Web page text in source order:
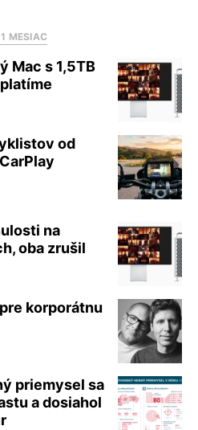
MESIAC
Mac s 1,5TB
od
na
oba zrušil
korporátnu
priemysel sa
a dosiahol